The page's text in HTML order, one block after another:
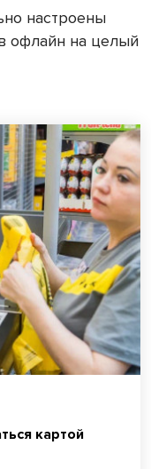
настроены
офлайн на целый
картой